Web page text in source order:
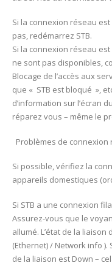
Si la connexion réseau
pas, redémarrez STB.
Si la connexion réseau
ne sont pas disponibles,
Blocage de l’accès aux
que « STB est bloqué »,
d’information sur l’écran
réparez vous – même le
Problèmes de connexion
Si possible, vérifiez la
appareils domestiques
Si STB a une connexion
Assurez-vous que le
allumé. L’état de la
(Ethernet) / Network info ).
de la liaison est Down –